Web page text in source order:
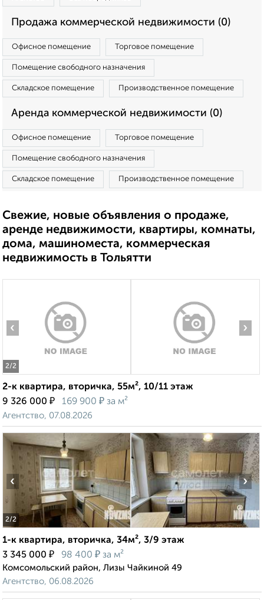
Продажа коммерческой недвижимости (0)
Офисное помещение Торговое помещение
Помещение свободного назначения
Складское помещение Производственное помещение
Аренда коммерческой недвижимости (0)
Офисное помещение Торговое помещение
Помещение свободного назначения
Складское помещение Производственное помещение
Свежие, новые объявления о продаже,
аренде недвижимости, квартиры, комнаты,
дома, машиноместа, коммерческая
недвижимость в Тольятти
2/2
‹ ›
2-к квартира, вторичка, 55м², 10/11 этаж
9 326 000 ₽ 169 900 ₽ за м²
Агентство, 07.08.2026
2/2
‹ ›
1-к квартира, вторичка, 34м², 3/9 этаж
3 345 000 ₽ 98 400 ₽ за м²
Комсомольский район, Лизы Чайкиной 49
Агентство, 06.08.2026